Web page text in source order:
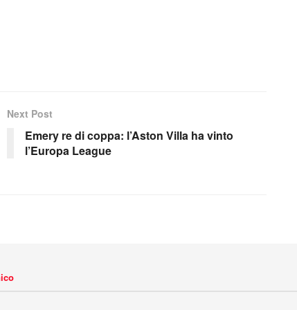
Next Post
Emery re di coppa: l’Aston Villa ha vinto
l’Europa League